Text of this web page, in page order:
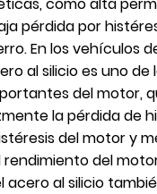
pérdida por
En los vehículos
al silicio es uno de
del motor,
la pérdida de
del motor y
del
acero al silicio